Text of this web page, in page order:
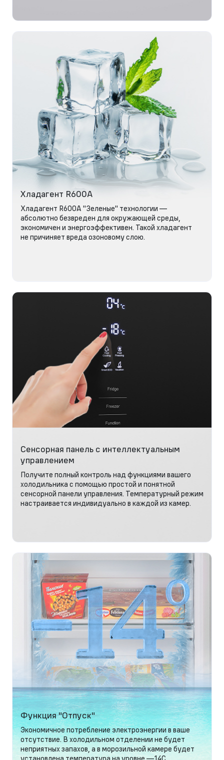
Хладагент R600A
Хладагент R600A "Зеленые" технологии —
абсолютно безвреден для окружающей среды,
экономичен и энергоэффективен. Такой хладагент
не причиняет вреда озоновому слою.
Сенсорная панель с интеллектуальным
управлением
Получите полный контроль над функциями вашего
холодильника с помощью простой и понятной
сенсорной панели управления. Температурный режим
настраивается индивидуально в каждой из камер.
Функция "Отпуск"
Экономичное потребление электроэнергии в ваше
отсутствие. В холодильном отделении не будет
неприятных запахов, а в морозильной камере будет
установлена температура на уровне —14С.